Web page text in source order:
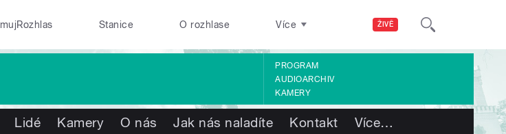
ŽIVĚ
mujRozhlas Stanice O rozhlase Více
PROGRAM
AUDIOARCHIV
KAMERY
Lidé Kamery O nás Jak nás naladíte Kontakt Více…